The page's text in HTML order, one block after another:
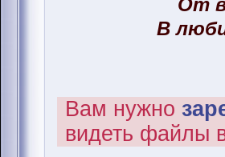
В
Вам нужно
видеть файлы